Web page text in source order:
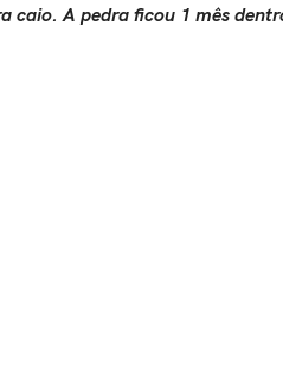
caio. A pedra ficou 1 mês